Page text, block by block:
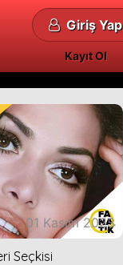
Giriş Yap
Kayıt Ol
01 Kasım 2023
Seçkisi